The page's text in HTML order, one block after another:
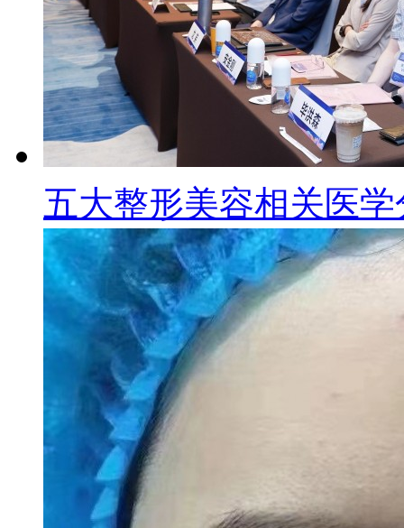
五大整形美容相关医